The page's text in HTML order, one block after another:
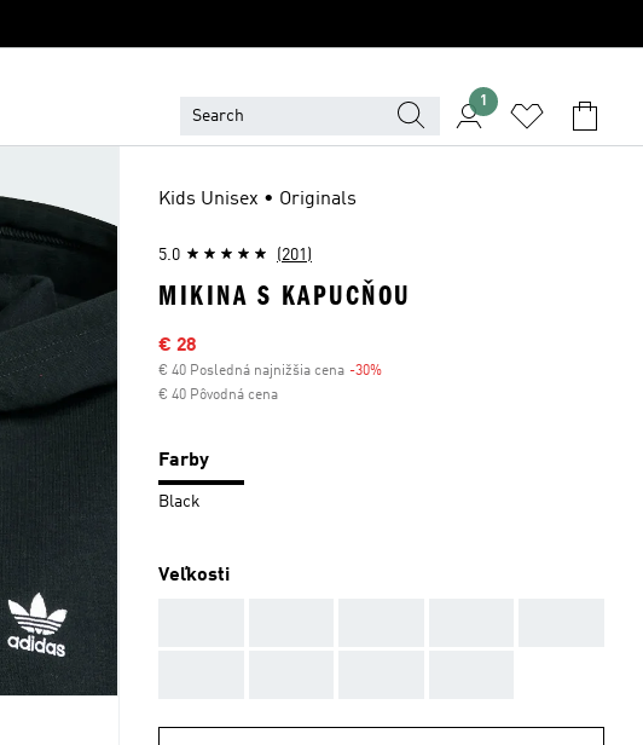
1
Kids Unisex • Originals
5.0 (201)
MIKINA S KAPUCŇOU
Výpredajová cena
€ 28
€ 40 Posledná najnižšia cena -30%
€ 40 Pôvodná cena
Farby
Black
Veľkosti